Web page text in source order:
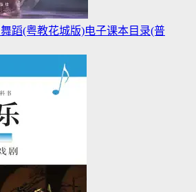
蹈(粤教花城版)电子课本目录(普